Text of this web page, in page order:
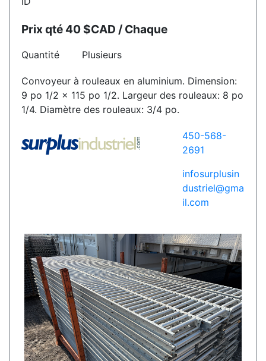
Prix qté 40 $CAD / Chaque
Quantité Plusieurs
Convoyeur à rouleaux en aluminium. Dimension:
9 po 1/2 x 115 po 1/2. Largeur des rouleaux: 8 po
1/4. Diamètre des rouleaux: 3/4 po.
450-568-
2691
infosurplusin
dustriel@gma
il.com